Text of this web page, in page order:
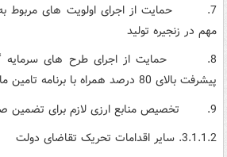
7. حمایت از اجرای اولویت های مربوط
مهم در زنجیره تولید
8. حمایت از اجرای طرح های سرمایه
پیشرفت بالای 80 درصد همراه با برنامه تامین مالی
9. تخصیص منابع ارزی لازم برای تضمین صادرات
3.1.1.2. سایر اقدامات تحریک تقاضای دولت